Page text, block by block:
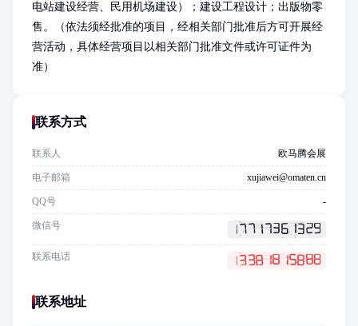
电站建设经营、民用机场建设）；建设工程设计；出版物零
售。（依法须经批准的项目，经相关部门批准后方可开展经
营活动，具体经营项目以相关部门批准文件或许可证件为
准）
联系方式
联系人 欧马腾会展
电子邮箱 xujiawei@omaten.cn
QQ号 -
微信号
联系电话
联系地址